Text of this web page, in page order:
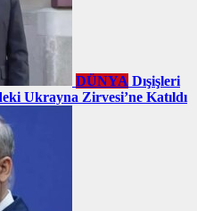
DÜNYA Dışişleri
Ukrayna Zirvesi’ne Katıldı